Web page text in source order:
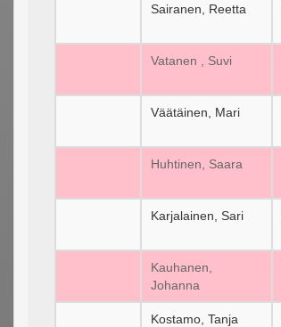
Sairanen, Reetta
Vatanen , Suvi
Väätäinen, Mari
Huhtinen, Saara
Karjalainen, Sari
Kauhanen,
Johanna
Kostamo, Tanja